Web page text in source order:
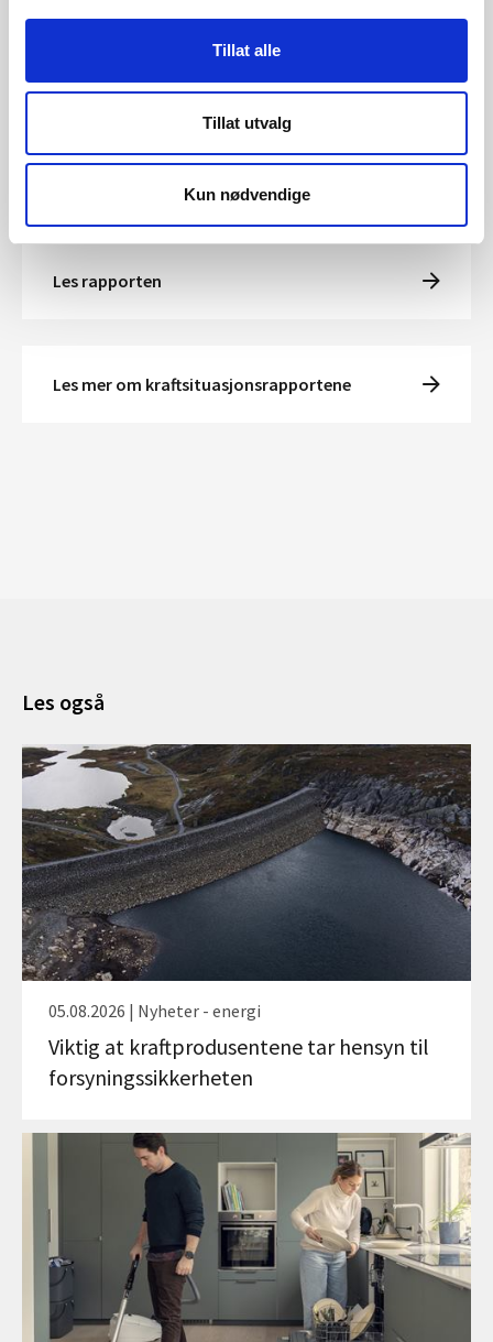
Tillat alle
Tillat utvalg
Kun nødvendige
Norgespris fremfor spotpris med strømstøtte i første
Lars Eirik Eilifsen, senioringeniør
Les rapporten
Les mer om kraftsituasjonsrapportene
Les også
05.08.2026 | Nyheter - energi
Viktig at kraftprodusentene tar hensyn til
forsyningssikkerheten